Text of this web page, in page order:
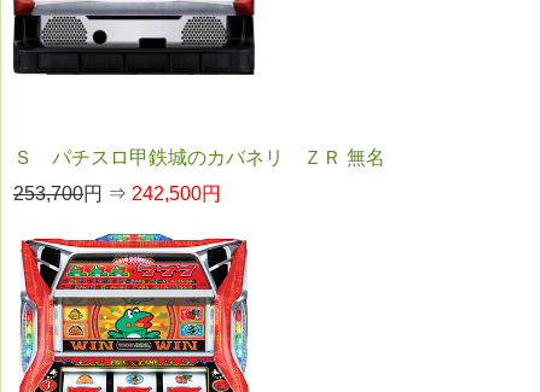
Ｓ パチスロ甲鉄城のカバネリ ＺＲ 無名
253,700円 ⇒ 242,500円